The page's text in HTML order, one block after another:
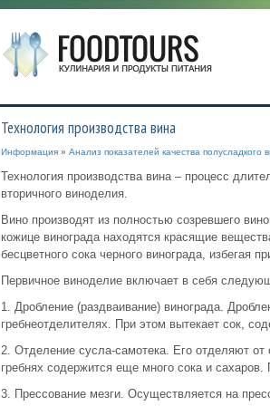
Технология производства вина
Информация» Анализ показателей качества полусладкого
Технология производства вина – процесс
вторичного виноделия.
Вино производят из полностью созревшего
кожице винограда находятся красящие
бесцветного сока черного винограда, избегая
Первичное виноделие включает в себя
1. Дробление (раздваивание) винограда.
гребнеотделителях. При этом вытекает сок,
2. Отделение сусла-самотека. Его отделяют от
гребнях содержится еще много сока и
3. Прессование мезги. Осуществляется на